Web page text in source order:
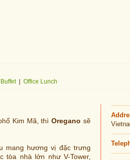
Buffet| Office Lunch
Kim Mã, thìOregano sẽ
mang hương vị đặc trưng
tòa nhà lớn như V-Tower,